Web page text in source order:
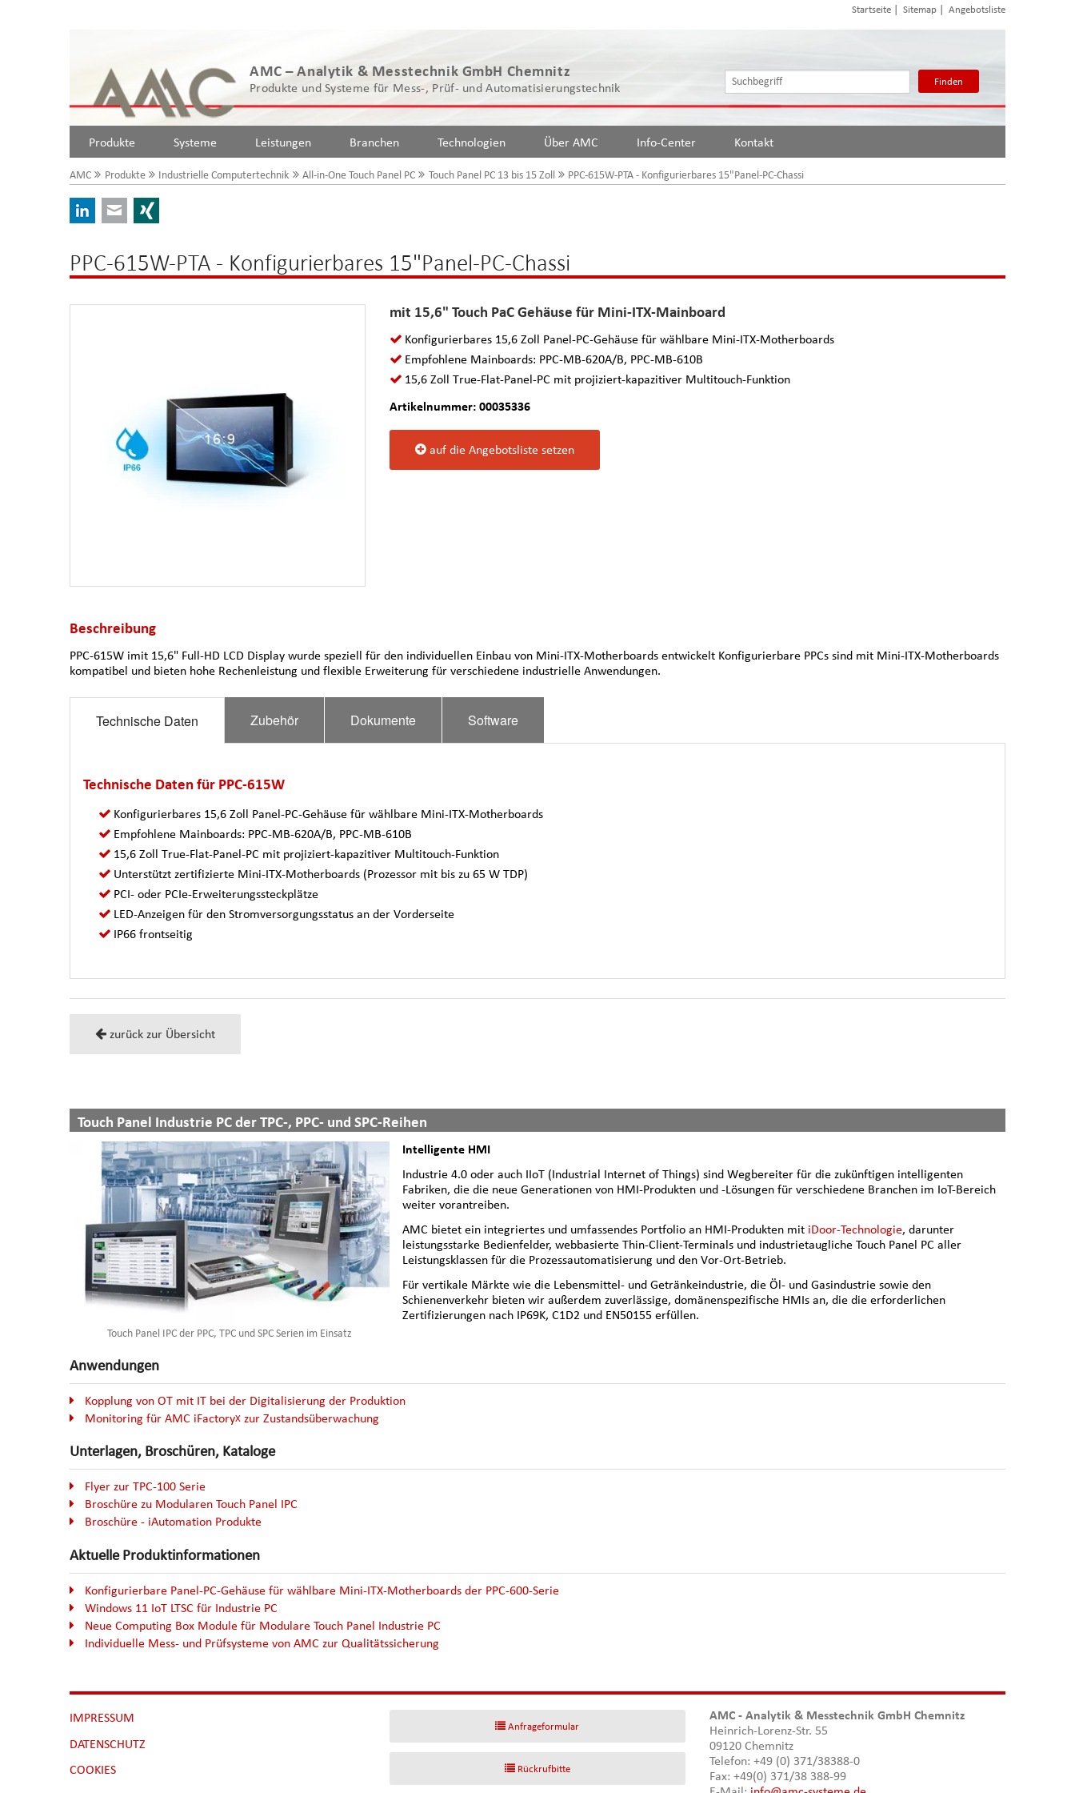
Startseite Sitemap Angebotsliste
AMC – Analytik & Messtechnik GmbH Chemnitz
Produkte und Systeme für Mess-, Prüf- und Automatisierungstechnik Finden
Produkte Systeme Leistungen Branchen Technologien Über AMC Info-Center Kontakt
AMC Produkte Industrielle Computertechnik All-in-One Touch Panel PC Touch Panel PC 13 bis 15 Zoll PPC-615W-PTA - Konfigurierbares 15"Panel-PC-Chassi
LinkedInE-mail
PPC-615W-PTA - Konfigurierbares 15"Panel-PC-Chassi
mit 15,6" Touch PaC Gehäuse für Mini-ITX-Mainboard
Konfigurierbares 15,6 Zoll Panel-PC-Gehäuse für wählbare Mini-ITX-Motherboards
Empfohlene Mainboards: PPC-MB-620A/B, PPC-MB-610B
15,6 Zoll True-Flat-Panel-PC mit projiziert-kapazitiver Multitouch-Funktion
Artikelnummer: 00035336
auf die Angebotsliste setzen
Beschreibung
PPC-615W imit 15,6" Full-HD LCD Display wurde speziell für den individuellen Einbau von Mini-ITX-Motherboards entwickelt Konfigurierbare PPCs sind mit Mini-ITX-Motherboards
kompatibel und bieten hohe Rechenleistung und flexible Erweiterung für verschiedene industrielle Anwendungen.
Technische Daten Zubehör Dokumente Software
Technische Daten für PPC-615W
Konfigurierbares 15,6 Zoll Panel-PC-Gehäuse für wählbare Mini-ITX-Motherboards
Empfohlene Mainboards: PPC-MB-620A/B, PPC-MB-610B
15,6 Zoll True-Flat-Panel-PC mit projiziert-kapazitiver Multitouch-Funktion
Unterstützt zertifizierte Mini-ITX-Motherboards (Prozessor mit bis zu 65 W TDP)
PCI- oder PCIe-Erweiterungssteckplätze
LED-Anzeigen für den Stromversorgungsstatus an der Vorderseite
IP66 frontseitig
zurück zur Übersicht
Touch Panel Industrie PC der TPC-, PPC- und SPC-Reihen
Touch Panel IPC der PPC, TPC und SPC Serien im Einsatz
Intelligente HMI
Industrie 4.0 oder auch IIoT (Industrial Internet of Things) sind Wegbereiter für die zukünftigen intelligenten
Fabriken, die die neue Generationen von HMI-Produkten und -Lösungen für verschiedene Branchen im IoT-Bereich
weiter vorantreiben.
AMC bietet ein integriertes und umfassendes Portfolio an HMI-Produkten mit iDoor-Technologie, darunter
leistungsstarke Bedienfelder, webbasierte Thin-Client-Terminals und industrietaugliche Touch Panel PC aller
Leistungsklassen für die Prozessautomatisierung und den Vor-Ort-Betrieb.
Für vertikale Märkte wie die Lebensmittel- und Getränkeindustrie, die Öl- und Gasindustrie sowie den
Schienenverkehr bieten wir außerdem zuverlässige, domänenspezifische HMIs an, die die erforderlichen
Zertifizierungen nach IP69K, C1D2 und EN50155 erfüllen.
Anwendungen
Kopplung von OT mit IT bei der Digitalisierung der Produktion
Monitoring für AMC iFactoryX zur Zustandsüberwachung
Unterlagen, Broschüren, Kataloge
Flyer zur TPC-100 Serie
Broschüre zu Modularen Touch Panel IPC
Broschüre - iAutomation Produkte
Aktuelle Produktinformationen
Konfigurierbare Panel-PC-Gehäuse für wählbare Mini-ITX-Motherboards der PPC-600-Serie
Windows 11 IoT LTSC für Industrie PC
Neue Computing Box Module für Modulare Touch Panel Industrie PC
Individuelle Mess- und Prüfsysteme von AMC zur Qualitätssicherung
NAVIGATION
ÜBERSPRINGEN
IMPRESSUM
DATENSCHUTZ
[NBSP]
COOKIES
Anfrageformular
Rückrufbitte
AMC - Analytik & Messtechnik GmbH Chemnitz
Heinrich-Lorenz-Str. 55
09120 Chemnitz
Telefon: +49 (0) 371/38388-0
Fax: +49(0) 371/38 388-99